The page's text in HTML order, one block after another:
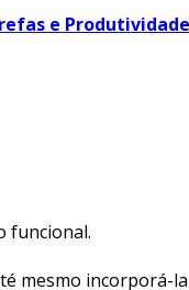
e Produtividade
funcional.
mesmo incorporá-la